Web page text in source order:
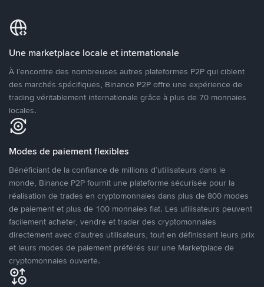
Une marketplace locale et internationale
À l’encontre des nombreuses autres plateformes P2P qui ciblent
des marchés spécifiques, Binance P2P offre une expérience de
trading véritablement internationale grâce à plus de 70 monnaies
locales.
Modes de paiement flexibles
Bénéficiant de la confiance de millions d’utilisateurs dans le
monde, Binance P2P fournit une plateforme sécurisée pour la
réalisation de trades en cryptomonnaies dans plus de 800 modes
de paiement et plus de 100 monnaies fiat. Les utilisateurs peuvent
facilement acheter, vendre et trader des cryptomonnaies
directement avec d’autres utilisateurs, tout en définissant leurs prix
et leurs modes de paiement préférés sur une Marketplace de
cryptomonnaies ouverte.